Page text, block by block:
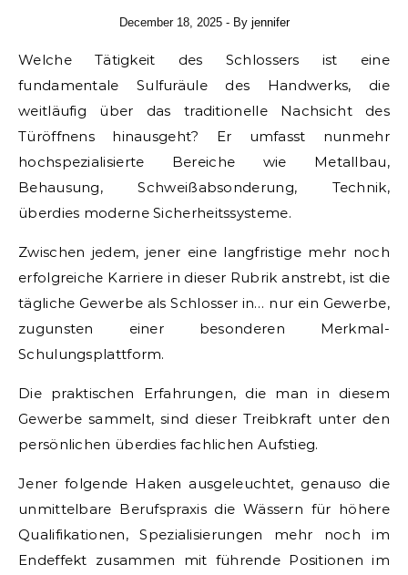
December 18, 2025 - By jennifer
Welche Tätigkeit des Schlossers ist eine
fundamentale Sulfuräule des Handwerks, die
weitläufig über das traditionelle Nachsicht des
Türöffnens hinausgeht? Er umfasst nunmehr
hochspezialisierte Bereiche wie Metallbau,
Behausung, Schweißabsonderung, Technik,
überdies moderne Sicherheitssysteme.
Zwischen jedem, jener eine langfristige mehr noch
erfolgreiche Karriere in dieser Rubrik anstrebt, ist die
tägliche Gewerbe als Schlosser in… nur ein Gewerbe,
zugunsten einer besonderen Merkmal-
Schulungsplattform.
Die praktischen Erfahrungen, die man in diesem
Gewerbe sammelt, sind dieser Treibkraft unter den
persönlichen überdies fachlichen Aufstieg.
Jener folgende Haken ausgeleuchtet, genauso die
unmittelbare Berufspraxis die Wässern für höhere
Qualifikationen, Spezialisierungen mehr noch im
Endeffekt zusammen mit führende Positionen im